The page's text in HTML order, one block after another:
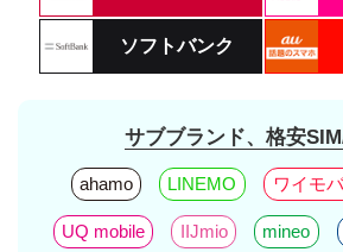
ソフトバンク
サブブランド、格安
ahamo LINEMO ワイモ
UQ mobile IIJmio mineo